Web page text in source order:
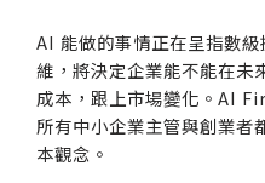
AI 能做的事情正在呈指數
維，將決定企業能不能在未
成本，跟上市場變化。AI
所有中小企業主管與創業者
本觀念。